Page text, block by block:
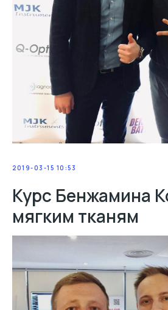
2019-03-15 10:53
Курс Бенжамина
мягким тканям